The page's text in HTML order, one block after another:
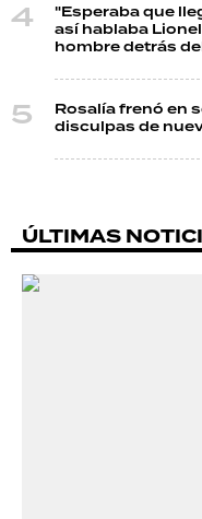
"Esperaba que
así hablaba
hombre detrás
Rosalía frenó en
disculpas de
ÚLTIMAS